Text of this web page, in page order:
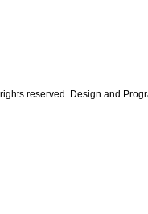
reserved. Design and